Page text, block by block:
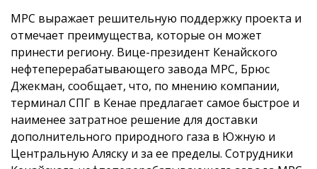
MPC выражает решительную поддержку проекта и
отмечает преимущества, которые он может
принести региону. Вице-президент Кенайского
нефтеперерабатывающего завода MPC, Брюс
Джекман, сообщает, что, по мнению компании,
терминал СПГ в Кенае предлагает самое быстрое и
наименее затратное решение для доставки
дополнительного природного газа в Южную и
Центральную Аляску и за ее пределы. Сотрудники